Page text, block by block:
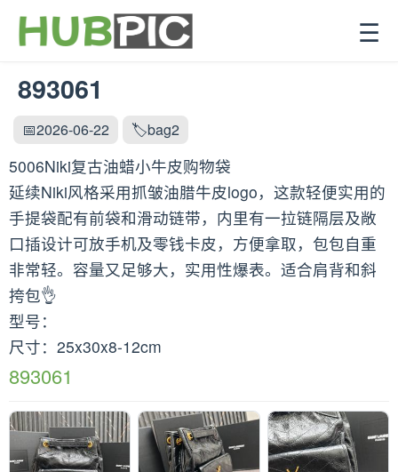
☰
893061
📅2026-06-22 🏷️bag2
5006Niki复古油蜡小牛皮购物袋
延续Niki风格采用抓皱油腊牛皮logo，这款轻便实用的
手提袋配有前袋和滑动链带，内里有一拉链隔层及敞
口插设计可放手机及零钱卡皮，方便拿取，包包自重
非常轻。容量又足够大，实用性爆表。适合肩背和斜
挎包👌
型号：
尺寸：25x30x8-12cm
893061